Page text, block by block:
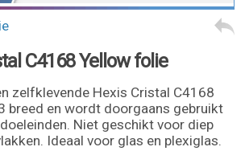
C4168 Yellow folie
zelfklevende Hexis Cristal C4168
breed en wordt doorgaans gebruikt
Niet geschikt voor diep
Ideaal voor glas en plexiglas.